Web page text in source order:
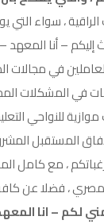
، سواء
إليكم – أنا
في مجالات
في المشكلات
موازية للنواحي
المستقبل
، مع كامل
، فضلا عن كافة
لكم – انا